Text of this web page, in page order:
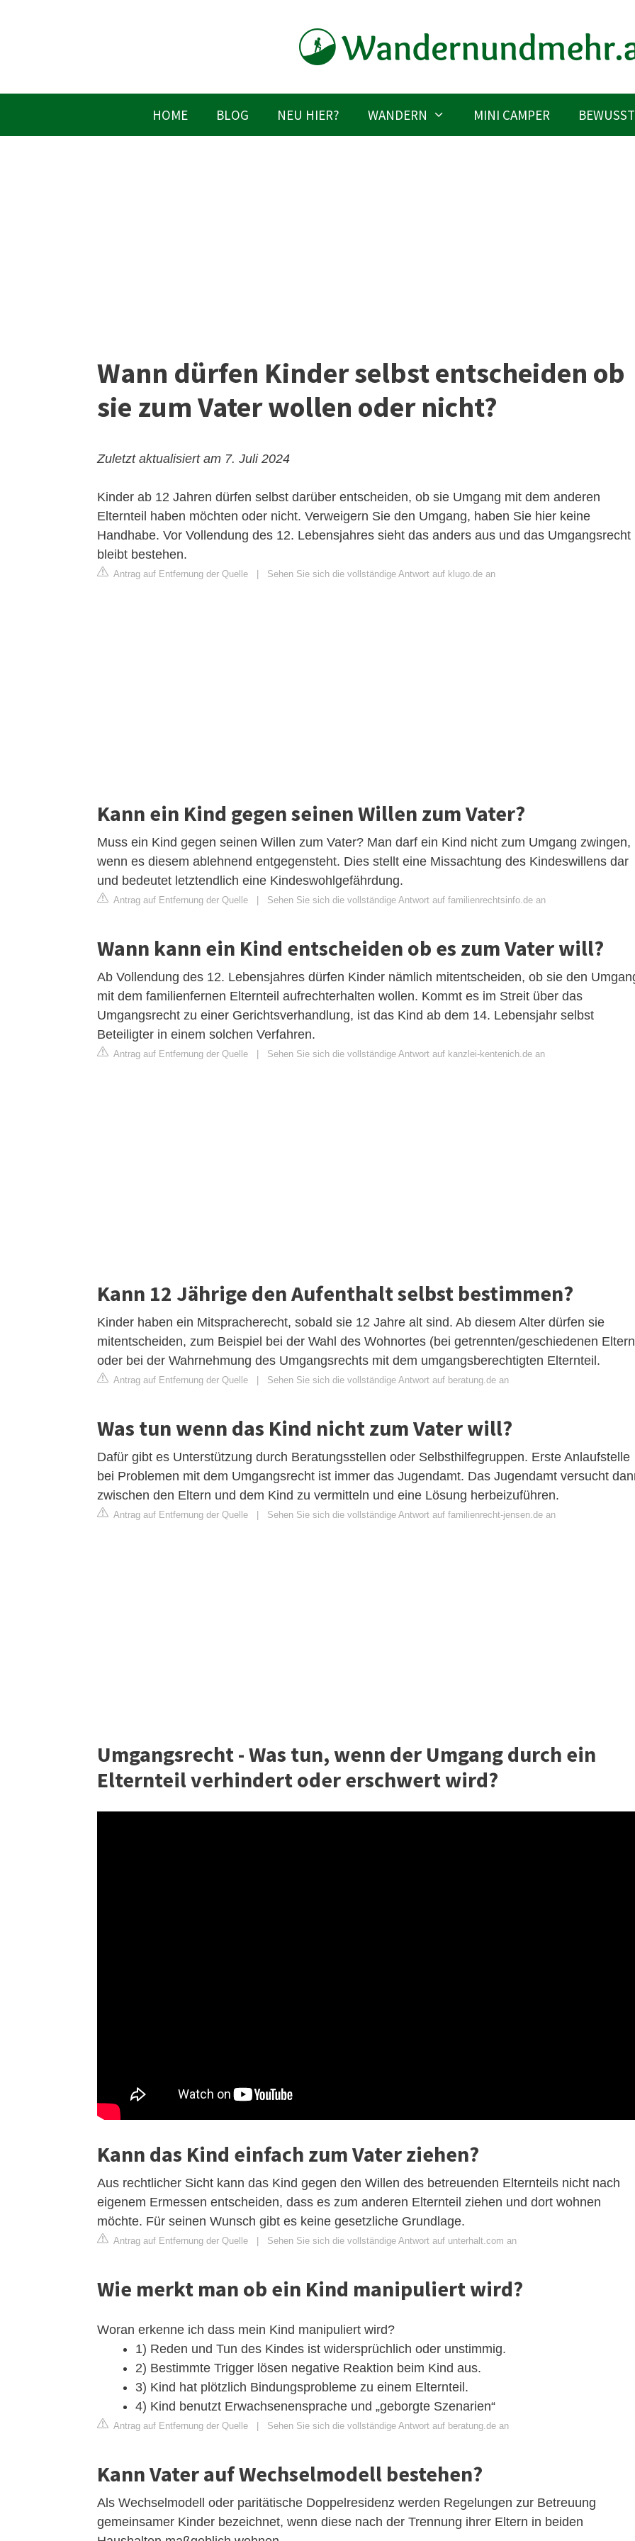
HOME BLOG NEU HIER? WANDERN MINI CAMPER
Wann dürfen Kinder selbst entscheiden ob
sie zum Vater wollen oder nicht?
Zuletzt aktualisiert am 7. Juli 2024
Kinder ab 12 Jahren dürfen selbst darüber entscheiden, ob sie Umgang mit dem anderen
Elternteil haben möchten oder nicht. Verweigern Sie den Umgang, haben Sie hier keine
Handhabe. Vor Vollendung des 12. Lebensjahres sieht das anders aus und das Umgangsrecht
bleibt bestehen.
Antrag auf Entfernung der Quelle Sehen Sie sich die vollständige Antwort auf klugo.de an
Kann ein Kind gegen seinen Willen zum Vater?
Muss ein Kind gegen seinen Willen zum Vater? Man darf ein Kind nicht zum Umgang zwingen,
wenn es diesem ablehnend entgegensteht. Dies stellt eine Missachtung des Kindeswillens dar
und bedeutet letztendlich eine Kindeswohlgefährdung.
Antrag auf Entfernung der Quelle Sehen Sie sich die vollständige Antwort auf familienrechtsinfo.de an
Wann kann ein Kind entscheiden ob es zum Vater will?
Ab Vollendung des 12. Lebensjahres dürfen Kinder nämlich mitentscheiden, ob sie den
mit dem familienfernen Elternteil aufrechterhalten wollen. Kommt es im Streit über das
Umgangsrecht zu einer Gerichtsverhandlung, ist das Kind ab dem 14. Lebensjahr selbst
Beteiligter in einem solchen Verfahren.
Antrag auf Entfernung der Quelle Sehen Sie sich die vollständige Antwort auf kanzlei-kentenich.de an
Kann 12 Jährige den Aufenthalt selbst bestimmen?
‌Kinder haben ein Mitspracherecht, sobald sie 12 Jahre alt sind. Ab diesem Alter dürfen sie
mitentscheiden, zum Beispiel bei der Wahl des Wohnortes (bei getrennten/geschiedenen
oder bei der Wahrnehmung des Umgangsrechts mit dem umgangsberechtigten Elternteil.
Antrag auf Entfernung der Quelle Sehen Sie sich die vollständige Antwort auf beratung.de an
Was tun wenn das Kind nicht zum Vater will?
Dafür gibt es Unterstützung durch Beratungsstellen oder Selbsthilfegruppen. Erste Anlaufstelle
bei Problemen mit dem Umgangsrecht ist immer das Jugendamt. Das Jugendamt versucht
zwischen den Eltern und dem Kind zu vermitteln und eine Lösung herbeizuführen.
Antrag auf Entfernung der Quelle Sehen Sie sich die vollständige Antwort auf familienrecht-jensen.de an
Umgangsrecht - Was tun, wenn der Umgang durch ein
Elternteil verhindert oder erschwert wird?
Kann das Kind einfach zum Vater ziehen?
Aus rechtlicher Sicht kann das Kind gegen den Willen des betreuenden Elternteils nicht nach
eigenem Ermessen entscheiden, dass es zum anderen Elternteil ziehen und dort wohnen
möchte. Für seinen Wunsch gibt es keine gesetzliche Grundlage.
Antrag auf Entfernung der Quelle | Sehen Sie sich die vollständige Antwort auf unterhalt.com an
Wie merkt man ob ein Kind manipuliert wird?
Woran erkenne ich dass mein Kind manipuliert wird?
‌1) Reden und Tun des Kindes ist widersprüchlich oder unstimmig.
‌2) Bestimmte Trigger lösen negative Reaktion beim Kind aus.
‌3) Kind hat plötzlich Bindungsprobleme zu einem Elternteil.
‌4) Kind benutzt Erwachsenensprache und „geborgte Szenarien“
Antrag auf Entfernung der Quelle | Sehen Sie sich die vollständige Antwort auf beratung.de an
Kann Vater auf Wechselmodell bestehen?
Als Wechselmodell oder paritätische Doppelresidenz werden Regelungen zur Betreuung
gemeinsamer Kinder bezeichnet, wenn diese nach der Trennung ihrer Eltern in beiden